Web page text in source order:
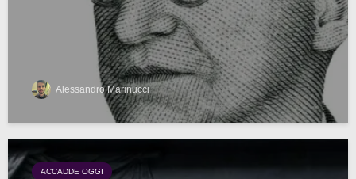
Alessandro Marinucci
ACCADDE OGGI